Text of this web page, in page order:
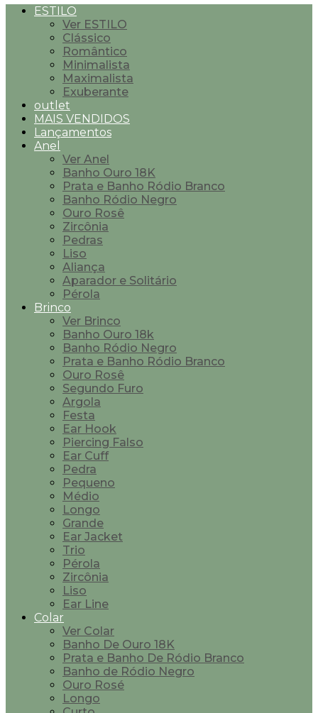
ESTILO
Ver ESTILO
Clássico
Romântico
Minimalista
Maximalista
Exuberante
outlet
MAIS VENDIDOS
Lançamentos
Anel
Ver Anel
Banho Ouro 18K
Prata e Banho Ródio Branco
Banho Ródio Negro
Ouro Rosê
Zircônia
Pedras
Liso
Aliança
Aparador e Solitário
Pérola
Brinco
Ver Brinco
Banho Ouro 18k
Banho Ródio Negro
Prata e Banho Ródio Branco
Ouro Rosê
Segundo Furo
Argola
Festa
Ear Hook
Piercing Falso
Ear Cuff
Pedra
Pequeno
Médio
Longo
Grande
Ear Jacket
Trio
Pérola
Zircônia
Liso
Ear Line
Colar
Ver Colar
Banho De Ouro 18K
Prata e Banho De Ródio Branco
Banho de Ródio Negro
Ouro Rosé
Longo